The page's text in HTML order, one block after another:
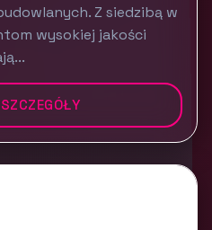
Z siedzibą w
wysokiej jakości